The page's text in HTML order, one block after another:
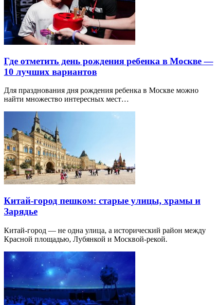
Где отметить день рождения ребенка в Москве —
10 лучших вариантов
Для празднования дня рождения ребенка в Москве можно
найти множество интересных мест…
Китай-город пешком: старые улицы, храмы и
Зарядье
Китай-город — не одна улица, а исторический район между
Красной площадью, Лубянкой и Москвой-рекой.